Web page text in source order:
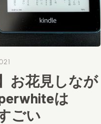
お花見しなが
は
ごい